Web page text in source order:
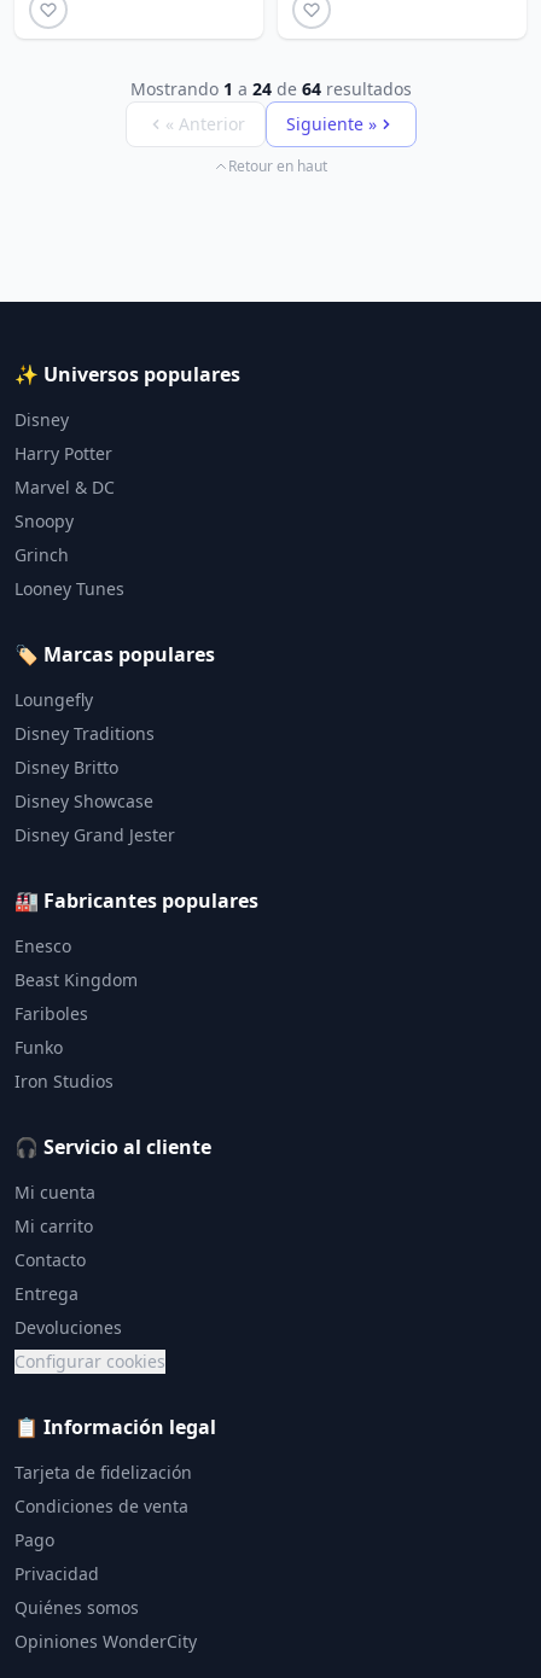
Mostrando 1 a 24de 64resultados
« Anterior
Siguiente »
Retour en haut
✨ Universos populares
Disney
Harry Potter
Marvel & DC
Snoopy
Grinch
Looney Tunes
🏷️ Marcas populares
Loungefly
Disney Traditions
Disney Britto
Disney Showcase
Disney Grand Jester
🏭 Fabricantes populares
Enesco
Beast Kingdom
Fariboles
Funko
Iron Studios
🎧 Servicio al cliente
Mi cuenta
Mi carrito
Contacto
Entrega
Devoluciones
Configurar cookies
📋 Información legal
Tarjeta de fidelización
Condiciones de venta
Pago
Privacidad
Quiénes somos
Opiniones WonderCity